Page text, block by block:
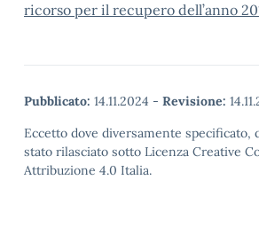
ricorso per il recupero dell’anno
Pubblicato: 14.11.2024 - Revisione:
Eccetto dove diversamente specificato,
stato rilasciato sotto Licenza Creative
Attribuzione 4.0 Italia.